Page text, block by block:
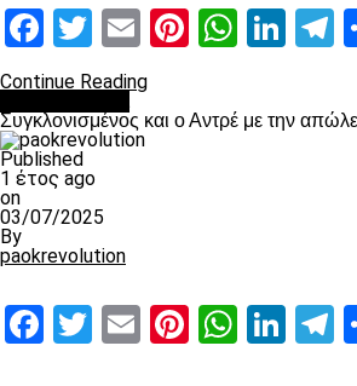
Facebook
Twitter
EmailPinterest
Continue Reading
Συγκλονισμένος και ο Αντρέ με την
Published
1 έτος ago
on
03/07/2025
By
paokrevolution
Facebook
Twitter
EmailPinterest